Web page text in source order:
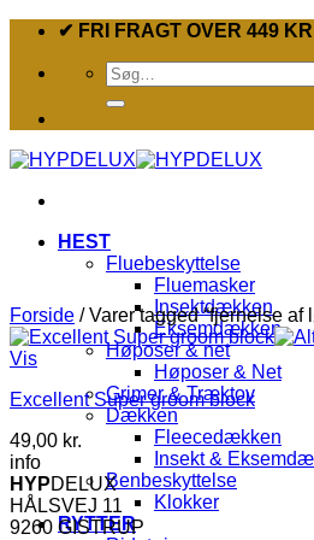
Fortsæt
indhold
✔ FRI FRAGT OVER 449
Søg
efter:
HEST
Fluebeskyttelse
Fluemasker
Insektdækken
Eksemdækken
Høposer & net
Høposer & Net
Grimer & Træktov
Dækken
Fleecedækken
Insekt &
Benbeskyttelse
Klokker
RYTTER
Forside /Varer tagged “fjernelse af
Vis
Excellent Super groom block
49,00 kr.
info
HYPDELUX
HÅLSVEJ 11
9260 GISTRUP